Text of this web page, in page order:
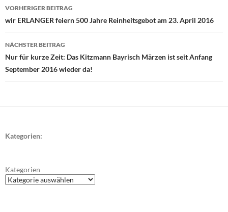
Beitragsnavigation
VORHERIGER BEITRAG
wir ERLANGER feiern 500 Jahre Reinheitsgebot am 23. April 2016
NÄCHSTER BEITRAG
Nur für kurze Zeit: Das Kitzmann Bayrisch Märzen ist seit Anfang
September 2016 wieder da!
Kategorien:
Kategorien